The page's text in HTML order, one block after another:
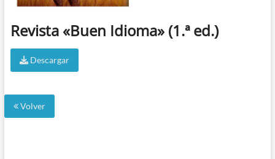
Revista «Buen Idioma» (1.ª ed.)
Descargar
Volver